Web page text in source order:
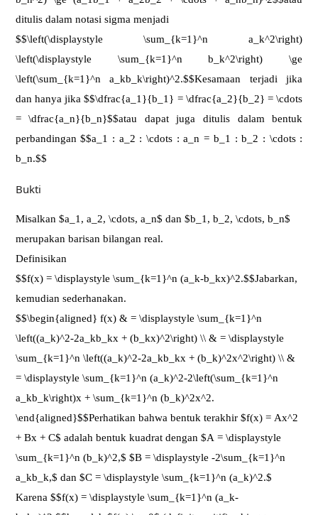
ditulis dalam notasi sigma menjadi
$$\left(\displaystyle \sum_{k=1}^n a_k^2\right)
\left(\displaystyle \sum_{k=1}^n b_k^2\right) \ge
\left(\sum_{k=1}^n a_kb_k\right)^2.$$Kesamaan terjadi jika
dan hanya jika $$\dfrac{a_1}{b_1} = \dfrac{a_2}{b_2} = \cdots
= \dfrac{a_n}{b_n}$$atau dapat juga ditulis dalam bentuk
perbandingan $$a_1 : a_2 : \cdots : a_n = b_1 : b_2 : \cdots :
b_n.$$
Bukti
Misalkan $a_1, a_2, \cdots, a_n$ dan $b_1, b_2, \cdots, b_n$
merupakan barisan bilangan real.
Definisikan
$$f(x) = \displaystyle \sum_{k=1}^n (a_k-b_kx)^2.$$Jabarkan,
kemudian sederhanakan.
$$\begin{aligned} f(x) & = \displaystyle \sum_{k=1}^n
\left((a_k)^2-2a_kb_kx + (b_kx)^2\right) \\ & = \displaystyle
\sum_{k=1}^n \left((a_k)^2-2a_kb_kx + (b_k)^2x^2\right) \\ &
= \displaystyle \sum_{k=1}^n (a_k)^2-2\left(\sum_{k=1}^n
a_kb_k\right)x + \sum_{k=1}^n (b_k)^2x^2.
\end{aligned}$$Perhatikan bahwa bentuk terakhir $f(x) = Ax^2
+ Bx + C$ adalah bentuk kuadrat dengan $A = \displaystyle
\sum_{k=1}^n (b_k)^2,$ $B = \displaystyle -2\sum_{k=1}^n
a_kb_k,$ dan $C = \displaystyle \sum_{k=1}^n (a_k)^2.$
Karena $$f(x) = \displaystyle \sum_{k=1}^n (a_k-